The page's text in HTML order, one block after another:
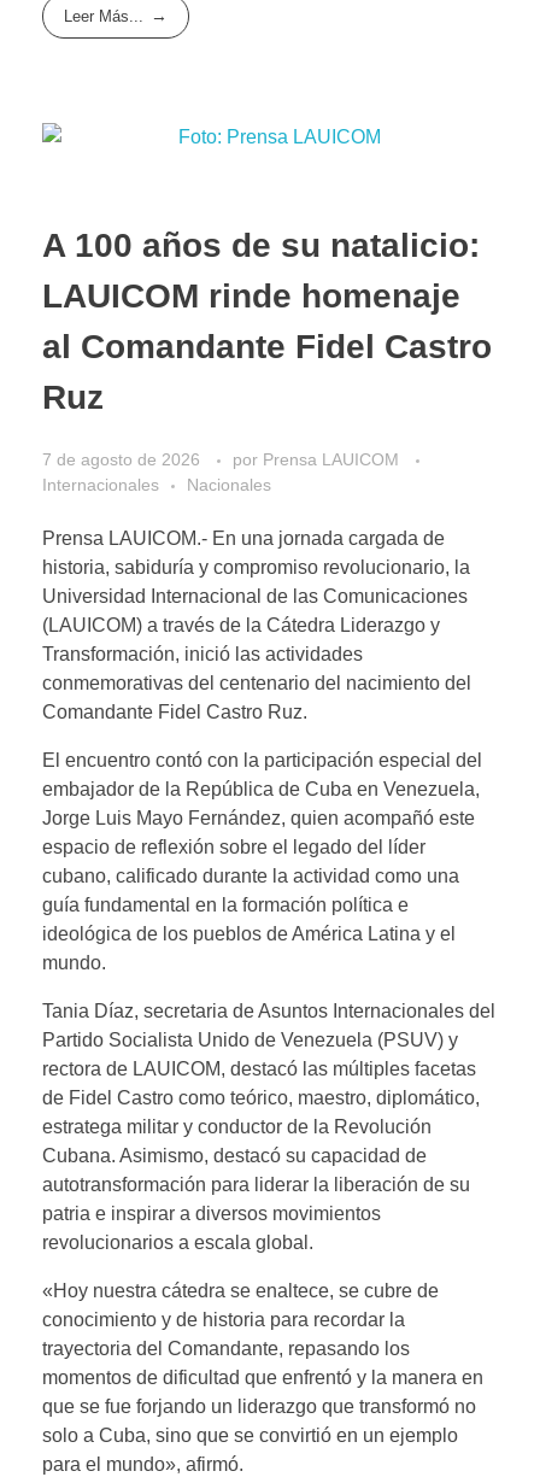
Leer Más...
A 100 años de su natalicio:
LAUICOM rinde homenaje
al Comandante Fidel Castro
Ruz
7 de agosto de 2026 por Prensa LAUICOM
Internacionales
Nacionales
Prensa LAUICOM.- En una jornada cargada de
historia, sabiduría y compromiso revolucionario, la
Universidad Internacional de las Comunicaciones
(LAUICOM) a través de la Cátedra Liderazgo y
Transformación, inició las actividades
conmemorativas del centenario del nacimiento del
Comandante Fidel Castro Ruz.
El encuentro contó con la participación especial del
embajador de la República de Cuba en Venezuela,
Jorge Luis Mayo Fernández, quien acompañó este
espacio de reflexión sobre el legado del líder
cubano, calificado durante la actividad como una
guía fundamental en la formación política e
ideológica de los pueblos de América Latina y el
mundo.
Tania Díaz, secretaria de Asuntos Internacionales del
Partido Socialista Unido de Venezuela (PSUV) y
rectora de LAUICOM, destacó las múltiples facetas
de Fidel Castro como teórico, maestro, diplomático,
estratega militar y conductor de la Revolución
Cubana. Asimismo, destacó su capacidad de
autotransformación para liderar la liberación de su
patria e inspirar a diversos movimientos
revolucionarios a escala global.
«Hoy nuestra cátedra se enaltece, se cubre de
conocimiento y de historia para recordar la
trayectoria del Comandante, repasando los
momentos de dificultad que enfrentó y la manera en
que se fue forjando un liderazgo que transformó no
solo a Cuba, sino que se convirtió en un ejemplo
para el mundo», afirmó.